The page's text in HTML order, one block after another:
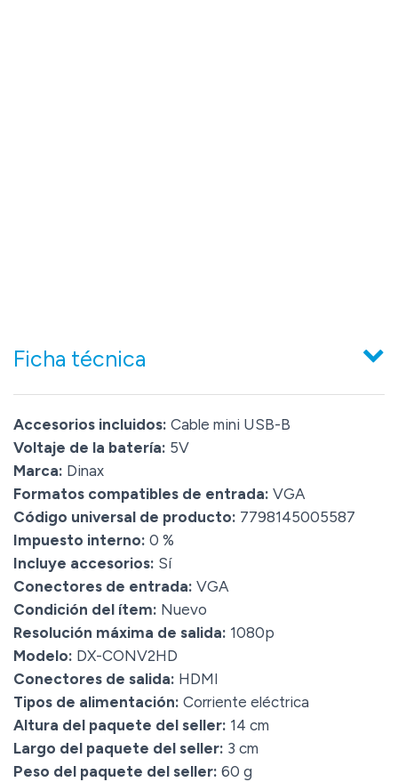
Ficha técnica
Accesorios incluidos: Cable mini USB-B
Voltaje de la batería: 5V
Marca: Dinax
Formatos compatibles de entrada: VGA
Código universal de producto: 7798145005587
Impuesto interno: 0 %
Incluye accesorios: Sí
Conectores de entrada: VGA
Condición del ítem: Nuevo
Resolución máxima de salida: 1080p
Modelo: DX-CONV2HD
Conectores de salida: HDMI
Tipos de alimentación: Corriente eléctrica
Altura del paquete del seller: 14 cm
Largo del paquete del seller: 3 cm
Peso del paquete del seller: 60 g